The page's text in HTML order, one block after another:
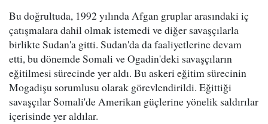
Bu doğrultuda, 1992 yılında Afgan gruplar arasındaki iç
çatışmalara dahil olmak istemedi ve diğer savaşçılarla
birlikte Sudan'a gitti. Sudan'da da faaliyetlerine devam
etti, bu dönemde Somali ve Ogadin'deki savaşçıların
eğitilmesi sürecinde yer aldı. Bu askeri eğitim sürecinin
Mogadişu sorumlusu olarak görevlendirildi. Eğittiği
savaşçılar Somali'de Amerikan güçlerine yönelik saldırılar
içerisinde yer aldılar.